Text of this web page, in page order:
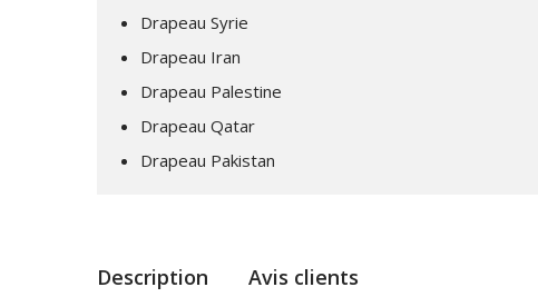
Drapeau Syrie
Drapeau Iran
Drapeau Palestine
Drapeau Qatar
Drapeau Pakistan
Description Avis clients